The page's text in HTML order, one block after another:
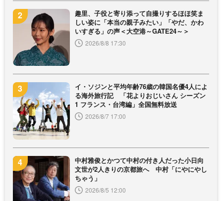
趣里、子役と寄り添って自撮りするほほ笑ま
しい姿に「本当の親子みたい」「やだ、かわ
いすぎる」の声＜大空港～GATE24～＞
2026/8/8 17:30
イ・ソジンと平均年齢76歳の韓国名優4人によ
る海外旅行記 「花よりおじいさん シーズン
1 フランス・台湾編」全国無料放送
2026/8/7 17:00
中村雅俊とかつて中村の付き人だった小日向
文世が2人きりの京都旅へ 中村「にやにやし
ちゃう」
2026/8/5 12:00